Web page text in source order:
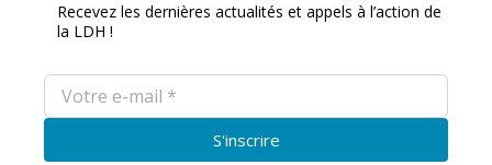
Recevez les dernières actualités et appels à l’action de
la LDH !